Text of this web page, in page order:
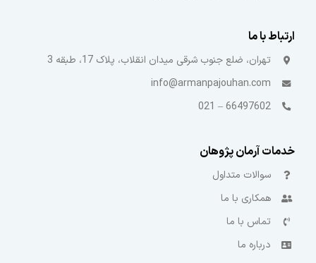
ارتباط با ما
تهران، ضلع جنوب شرقی میدان انقلاب، پلاک 17، طبقه 3
info@armanpajouhan.com
66497602 – 021
خدمات آرمان پژوهان
سوالات متداول
همکاری با ما
تماس با ما
درباره ما